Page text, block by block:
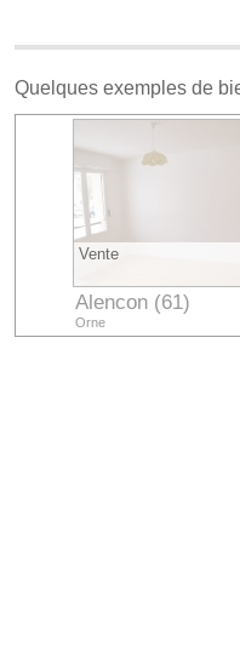
Quelques exemples de
Vente
Alencon (61)
Orne